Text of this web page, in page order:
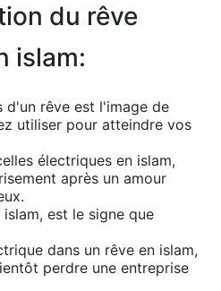
du rêve
islam:
d'un rêve est l'image de
utiliser pour atteindre vos
électriques en islam,
après un amour
est le signe que
dans un rêve en islam,
perdre une entreprise